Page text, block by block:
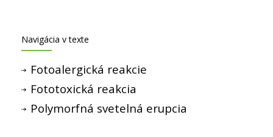
Navigácia v texte
Fotoalergická reakcie
Fototoxická reakcia
Polymorfná svetelná erupcia